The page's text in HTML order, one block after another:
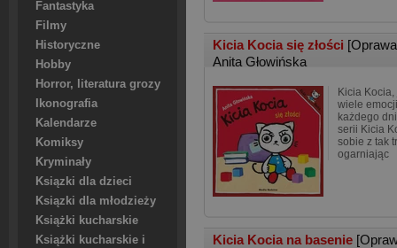
Fantastyka
Filmy
Historyczne
Hobby
Horror, literatura grozy
Ikonografia
Kalendarze
Komiksy
Kryminały
Ksiązki dla dzieci
Ksiązki dla młodzieży
Książki kucharskie
Książki kucharskie i
Kicia Kocia się złości
Anita Głowińska
Kicia
wiele
każdego
serii Kicia
sobie z tak
ogarniając
Kicia Kocia na basenie